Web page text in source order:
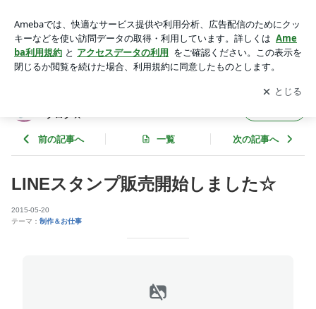
えりこのイラストブログ☆
アプリをダウンロードして ブログの更新通知
を受け取りまし
ょう。
開く
ブログ☆
前の記事へ 一覧 次の記事へ
LINEスタンプ販売開始しました☆
2015-05-20
テーマ： 制作＆お仕事